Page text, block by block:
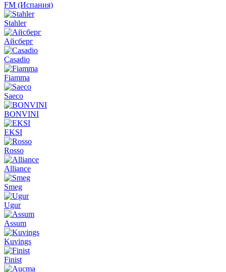
FM (Испания)
Stahler
Айсберг
Casadio
Fiamma
Saeco
BONVINI
EKSI
Rosso
Alliance
Smeg
Ugur
Assum
Kuvings
Finist